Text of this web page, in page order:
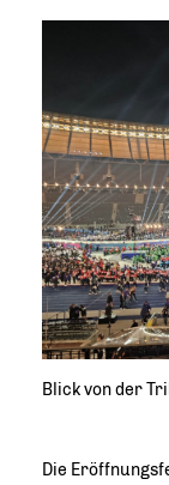
Blick von der
Die